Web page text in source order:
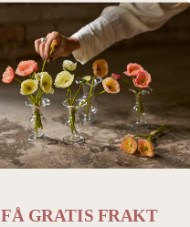
Bästsäljare
FÅ GRATIS FRAKT